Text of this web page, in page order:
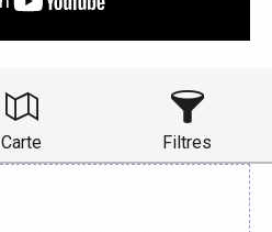
Carte Filtres